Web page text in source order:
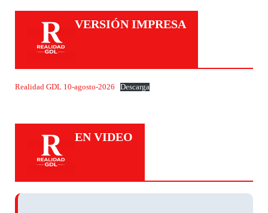
VERSIÓN IMPRESA
Realidad GDL 10-agosto-2026 Descarga
EN VIDEO